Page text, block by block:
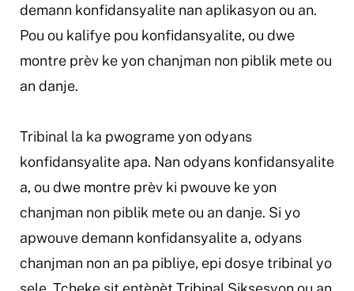
demann konfidansyalite nan aplikasyon ou an.
Pou ou kalifye pou konfidansyalite, ou dwe
montre prèv ke yon chanjman non piblik mete ou
an danje.
Tribinal la ka pwograme yon odyans
konfidansyalite apa. Nan odyans konfidansyalite
a, ou dwe montre prèv ki pwouve ke yon
chanjman non piblik mete ou an danje. Si yo
apwouve demann konfidansyalite a, odyans
chanjman non an pa pibliye, epi dosye tribinal yo